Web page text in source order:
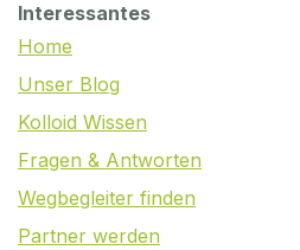
Interessantes
Home
Unser Blog
Kolloid Wissen
Fragen & Antworten
Wegbegleiter finden
Partner werden